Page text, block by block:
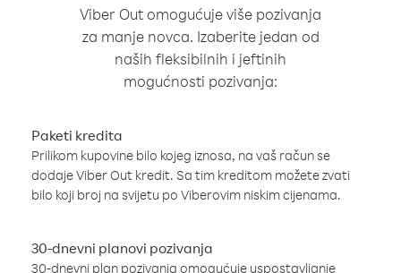
Viber Out omogućuje više pozivanja
za manje novca. Izaberite jedan od
naših fleksibilnih i jeftinih
mogućnosti pozivanja:
Paketi kredita
Prilikom kupovine bilo kojeg iznosa, na vaš račun se
dodaje Viber Out kredit. Sa tim kreditom možete zvati
bilo koji broj na svijetu po Viberovim niskim cijenama.
30-dnevni planovi pozivanja
30-dnevni plan pozivanja omogućuje uspostavljanje